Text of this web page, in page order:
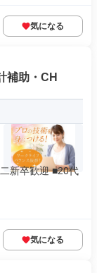
気になる
補助・CH
新卒歓迎 ■20代
気になる